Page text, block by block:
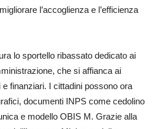
l’accoglienza e l’efficienza
lo sportello ribassato dedicato ai
che si affianca ai
finanziari. I cittadini possono ora
documenti INPS come cedolino
e modello OBIS M. Grazie alla